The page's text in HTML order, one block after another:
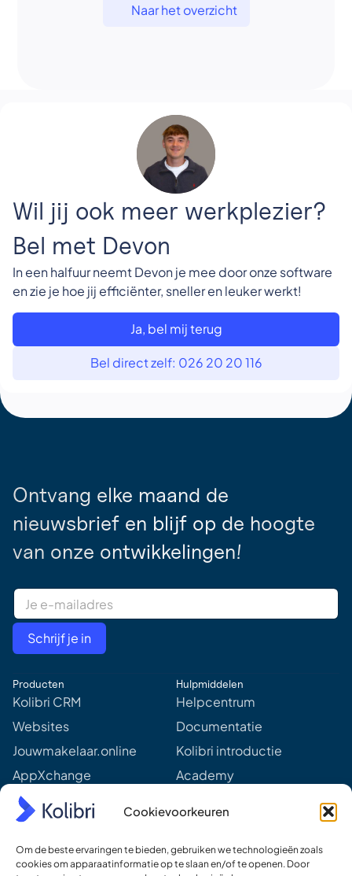
Cookievoorkeuren
Om de beste ervaringen te bieden, gebruiken we technologieën zoals
cookies om apparaatinformatie op te slaan en/of te openen. Door
Naar het overzicht
Wil jij ook meer werkplezier?
Bel met Devon
In een halfuur neemt Devon je mee door onze software
en zie je hoe jij efficiënter, sneller en leuker werkt!
Ja, bel mij terug
Bel direct zelf: 026 20 20 116
Ontvang elke maand de
nieuwsbrief en blijf op de hoogte
van onze ontwikkelingen!
E
a
l
d
r
s
*
Schrijf je in
Producten
Kolibri CRM
Websites
Jouwmakelaar.online
AppXchange
Mediapartners
Prijzen
Hulpmiddelen
Helpcentrum
Documentatie
Kolibri introductie
Academy
Aankomende webinars &
events
Meer van Kolibri
Kolibri voor developers